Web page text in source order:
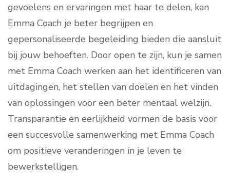
gevoelens en ervaringen met haar te delen, kan
Emma Coach je beter begrijpen en
gepersonaliseerde begeleiding bieden die aansluit
bij jouw behoeften. Door open te zijn, kun je samen
met Emma Coach werken aan het identificeren van
uitdagingen, het stellen van doelen en het vinden
van oplossingen voor een beter mentaal welzijn.
Transparantie en eerlijkheid vormen de basis voor
een succesvolle samenwerking met Emma Coach
om positieve veranderingen in je leven te
bewerkstelligen.